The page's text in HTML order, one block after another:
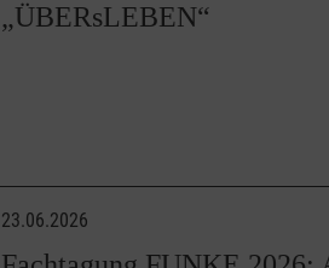
„ÜBERsLEBEN“
23.06.2026